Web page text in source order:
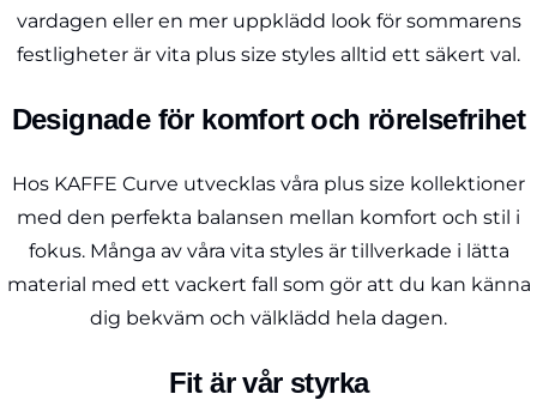
vardagen eller en mer uppklädd look för sommarens
festligheter är vita plus size styles alltid ett säkert val.
Designade för komfort och rörelsefrihet
Hos KAFFE Curve utvecklas våra plus size kollektioner
med den perfekta balansen mellan komfort och stil i
fokus. Många av våra vita styles är tillverkade i lätta
material med ett vackert fall som gör att du kan känna
dig bekväm och välklädd hela dagen.
Fit är vår styrka